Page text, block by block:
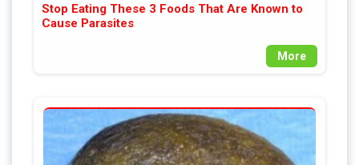
Stop Eating These 3 Foods That Are Known to
Cause Parasites
More